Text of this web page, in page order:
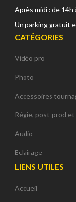
Après midi : de 14h
Un parking gratuit
CATÉGORIES
Vidéo pro
Photo
Accessoires
Régie, post-prod
Audio
Eclairage
LIENS UTILES
Accueil